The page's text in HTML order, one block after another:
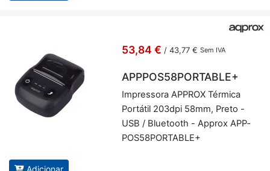
53,84 € / 43,77 € Sem IVA
APPPOS58PORTABLE+
Im­pres­sora AP­PROX Tér­mica
Por­tátil 203dpi 58mm, Preto -
USB / Blu­e­tooth - Ap­prox APP­
POS58­POR­TABLE+
Adicionar